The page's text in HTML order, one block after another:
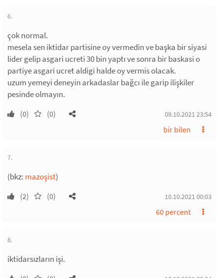
6.
çok normal.
mesela sen iktidar partisine oy vermedin ve başka bir siyasi
lider gelip asgari ucreti 30 bin yaptı ve sonra bir baskasi o
partiye asgari ucret aldigi halde oy vermis olacak.
uzum yemeyi deneyin arkadaslar bağcı ile garip ilişkiler
pesinde olmayın.
(0) (0) 09.10.2021 23:54
bir bilen
7.
(bkz: mazoşist)
(2) (0) 10.10.2021 00:03
60 percent
8.
iktidarsızların işi.